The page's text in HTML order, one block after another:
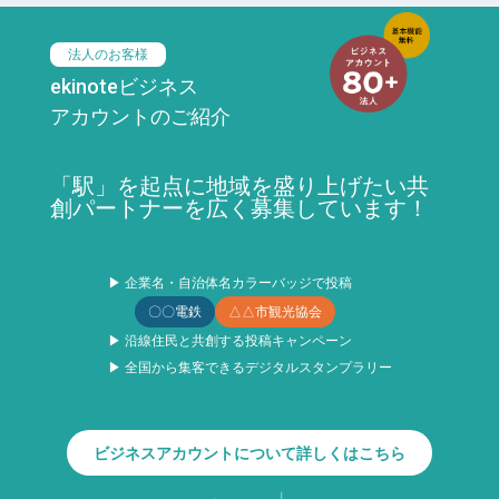
法人のお客様
ekinoteビジネス
アカウントのご紹介
「駅」を起点に地域を盛り上げたい共
創パートナーを広く募集しています！
▶ 企業名・自治体名カラーバッジで投稿
〇〇電鉄
△△市観光協会
▶ 沿線住民と共創する投稿キャンペーン
▶ 全国から集客できるデジタルスタンプラリー
ビジネスアカウントについて詳しくはこちら